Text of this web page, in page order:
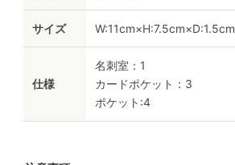
サイズ W:11cm×H:7.5cm×D:1.5cm
仕様
名刺室：1
カードポケット：3
ポケット:4